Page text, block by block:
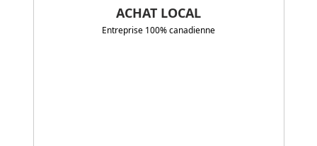
ACHAT LOCAL
Entreprise 100% canadienne